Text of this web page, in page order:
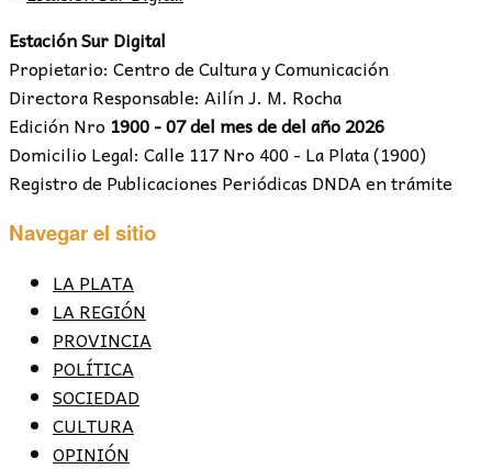
Estación Sur Digital
Propietario: Centro de Cultura y Comunicación
Directora Responsable: Ailín J. M. Rocha
Edición Nro 1900 - 07 del mes de del año 2026
Domicilio Legal: Calle 117 Nro 400 - La Plata (1900)
Registro de Publicaciones Periódicas DNDA en trámite
Navegar el sitio
LA PLATA
LA REGIÓN
PROVINCIA
POLÍTICA
SOCIEDAD
CULTURA
OPINIÓN